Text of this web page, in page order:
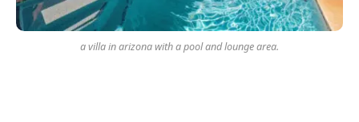
a villa in arizona with a pool and lounge area.